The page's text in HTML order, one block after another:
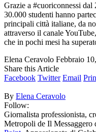
Grazie a #cuoriconnessi
30.000 studenti hanno
principali città italiane, da
attraverso il canale
che in pochi mesi ha
Elena Ceravolo Febbraio
Share this Article
Facebook Twitter Email
By Elena Ceravolo
Follow:
Giornalista professionista,
Metropoli de Il Messaggero